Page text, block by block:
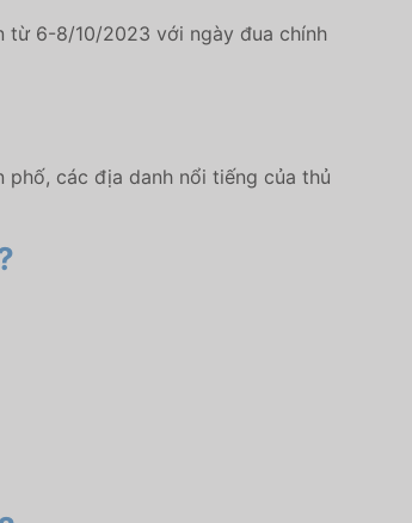
từ 6-8/10/2023 với ngày đua chính
phố, các địa danh nổi tiếng của thủ